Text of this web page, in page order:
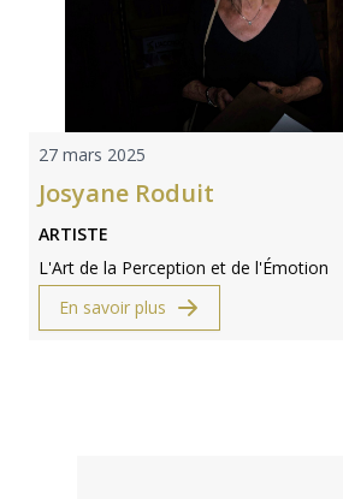
27 mars 2025
Josyane Roduit
ARTISTE
L'Art de la Perception et de l'Émotion
En savoir plus